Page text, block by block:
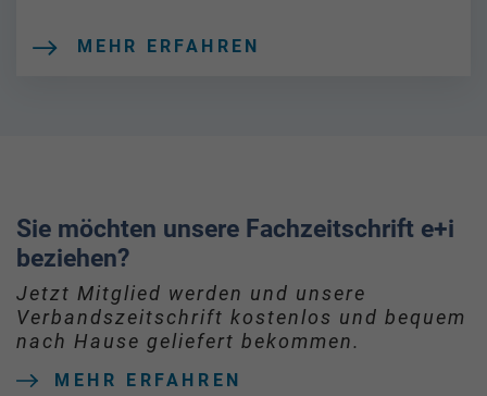
MEHR ERFAHREN
Sie möchten unsere Fachzeitschrift e+i
beziehen?
Jetzt Mitglied werden und unsere
Verbandszeitschrift kostenlos und bequem
nach Hause geliefert bekommen.
MEHR ERFAHREN